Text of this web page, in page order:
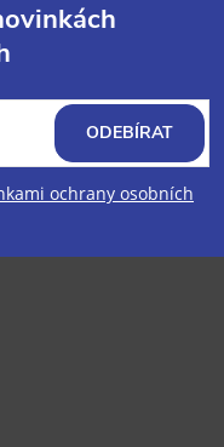
ochrany osobních
ODEBÍRAT